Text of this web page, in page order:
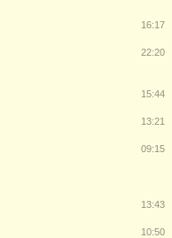
16:17
22:20
15:44
13:21
09:15
13:43
10:50